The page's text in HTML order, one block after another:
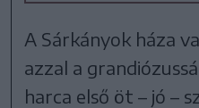
A Sárkányok háza
azzal a
harca első öt – jó –